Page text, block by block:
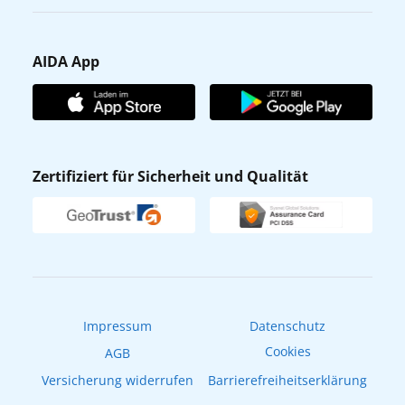
Karriere
Affiliateprogramm
Verhaltens- & Ethikkodex
Newsletter
Gästefragebogen
AIDA Club
AIDA App
AIDA App
Zertifiziert für Sicherheit und Qualität
Impressum
Datenschutz
AGB
Cookies
Versicherung widerrufen
Barrierefreiheitserklärung